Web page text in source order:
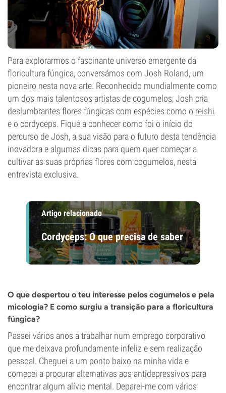
Para explorarmos o fascinante universo emergente da
floricultura fúngica, conversámos com Josh Roland, um
pioneiro nesta nova arte. Reconhecido mundialmente como
um dos mais talentosos artistas de cogumelos, Josh cria
deslumbrantes flores fúngicas com espécies como o reishi
e o cordyceps. Fique a conhecer como foi o início do
percurso de Josh, a sua visão para o futuro desta tendência
inovadora e algumas dicas para quem quer começar a
cultivar as suas próprias flores com cogumelos, nesta
entrevista exclusiva.
Artigo relacionado
Cordyceps: O que precisa de saber
O que despertou o teu interesse pelos cogumelos e pela
micologia? E como surgiu a transição para a floricultura
fúngica?
Passei vários anos a trabalhar num emprego corporativo
que me deixava profundamente infeliz e sem realização
pessoal. Cheguei a um ponto baixo na minha vida e
comecei a procurar alternativas aos antidepressivos para
encontrar algum alívio mental. Deparei-me com vários